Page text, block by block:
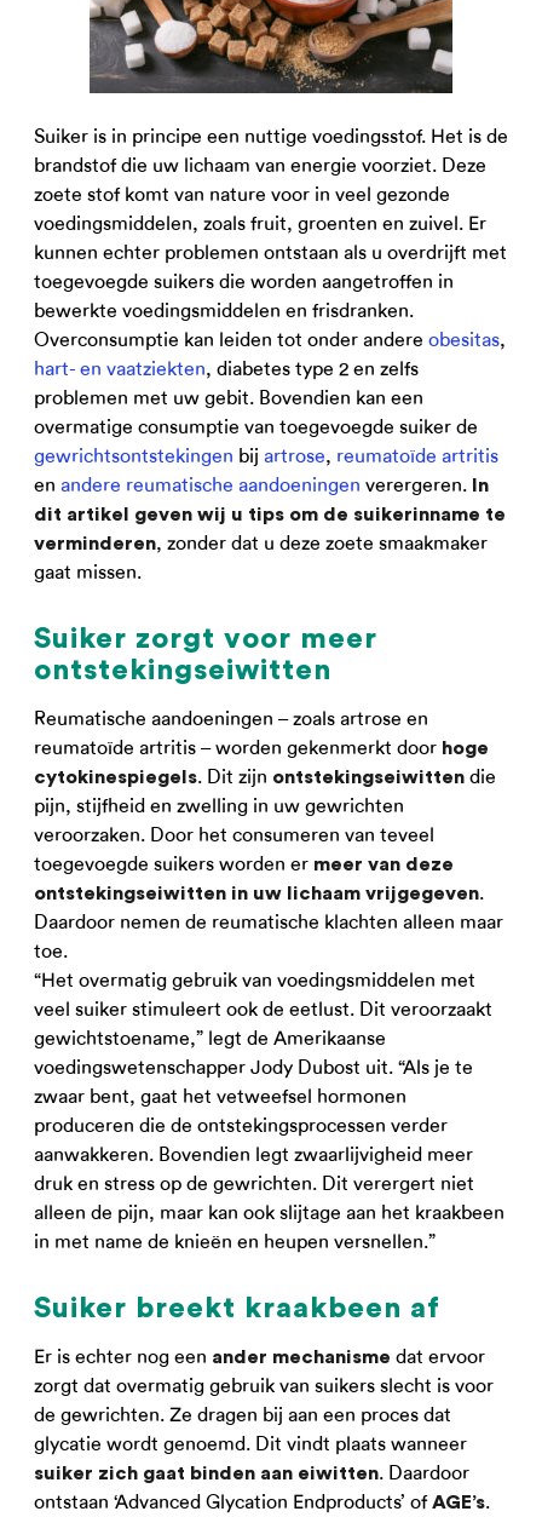
Suiker is in principe een nuttige voedingsstof. Het is de
brandstof die uw lichaam van energie voorziet. Deze
zoete stof komt van nature voor in veel gezonde
voedingsmiddelen, zoals fruit, groenten en zuivel. Er
kunnen echter problemen ontstaan als u overdrijft met
toegevoegde suikers die worden aangetroffen in
bewerkte voedingsmiddelen en frisdranken.
Overconsumptie kan leiden tot onder andere obesitas,
hart- en vaatziekten, diabetes type 2 en zelfs
problemen met uw gebit. Bovendien kan een
overmatige consumptie van toegevoegde suiker de
gewrichtsontstekingen bij artrose, reumatoïde artritis
en andere reumatische aandoeningen verergeren.
In
dit artikel geven wij u tips om de suikerinname te
verminderen, zonder dat u deze zoete smaakmaker
gaat missen.
Suiker zorgt voor meer
ontstekingseiwitten
Reumatische aandoeningen – zoals artrose en
reumatoïde artritis – worden gekenmerkt door hoge
cytokinespiegels. Dit zijn ontstekingseiwitten die
pijn, stijfheid en zwelling in uw gewrichten
veroorzaken. Door het consumeren van teveel
toegevoegde suikers worden er meer van deze
ontstekingseiwitten in uw lichaam vrijgegeven.
Daardoor nemen de reumatische klachten alleen maar
toe.
“Het overmatig gebruik van voedingsmiddelen met
veel suiker stimuleert ook de eetlust. Dit veroorzaakt
gewichtstoename,” legt de Amerikaanse
voedingswetenschapper Jody Dubost uit. “Als je te
zwaar bent, gaat het vetweefsel hormonen
produceren die de ontstekingsprocessen verder
aanwakkeren. Bovendien legt zwaarlijvigheid meer
druk en stress op de gewrichten. Dit verergert niet
alleen de pijn, maar kan ook slijtage aan het kraakbeen
in met name de knieën en heupen versnellen.”
Suiker breekt kraakbeen af
Er is echter nog een ander mechanisme dat ervoor
zorgt dat overmatig gebruik van suikers slecht is voor
de gewrichten. Ze dragen bij aan een proces dat
glycatie wordt genoemd. Dit vindt plaats wanneer
suiker zich gaat binden aan eiwitten. Daardoor
ontstaan ‘Advanced Glycation Endproducts’ ofAGE’s.